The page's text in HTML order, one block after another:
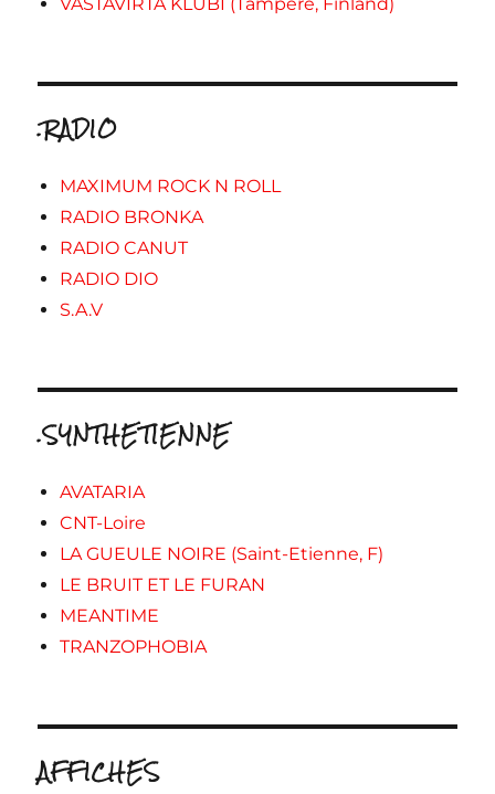
VASTAVIRTA KLUBI (Tampere, Finland)
.RADIO
MAXIMUM ROCK N ROLL
RADIO BRONKA
RADIO CANUT
RADIO DIO
S.A.V
.SYNTHETIENNE
AVATARIA
CNT-Loire
LA GUEULE NOIRE (Saint-Etienne, F)
LE BRUIT ET LE FURAN
MEANTIME
TRANZOPHOBIA
AFFICHES